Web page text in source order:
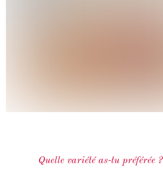
Quelle variété as-tu préférée ?